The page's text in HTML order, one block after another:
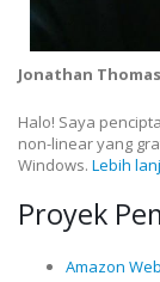
Jonathan Thomas
Halo! Saya
non-linear yang
Windows. Lebih
Proyek
Amazon